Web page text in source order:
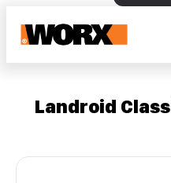
Landroid